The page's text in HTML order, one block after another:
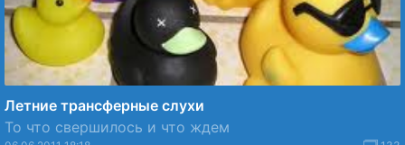
Летние трансферные слухи
То что свершилось и что ждем